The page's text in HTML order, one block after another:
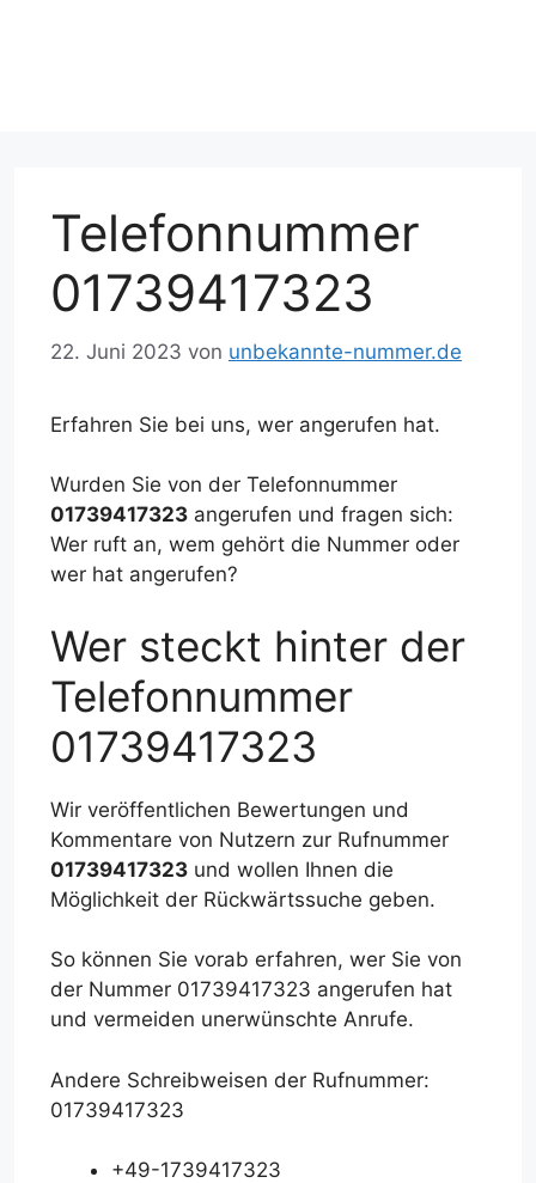
Telefonnummer
01739417323
22. Juni 2023 von unbekannte-nummer.de
Erfahren Sie bei uns, wer angerufen hat.
Wurden Sie von der Telefonnummer
01739417323 angerufen und fragen sich:
Wer ruft an, wem gehört die Nummer oder
wer hat angerufen?
Wer steckt hinter der
Telefonnummer
01739417323
Wir veröffentlichen Bewertungen und
Kommentare von Nutzern zur Rufnummer
01739417323 und wollen Ihnen die
Möglichkeit der Rückwärtssuche geben.
So können Sie vorab erfahren, wer Sie von
der Nummer 01739417323 angerufen hat
und vermeiden unerwünschte Anrufe.
Andere Schreibweisen der Rufnummer:
01739417323
+49-1739417323